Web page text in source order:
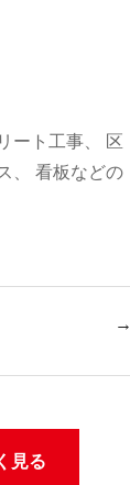
ート工事、 区
、 看板などの
→
見る